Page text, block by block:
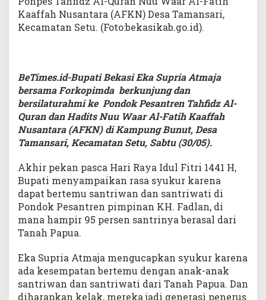
Kaaffah Nusantara (AFKN) Desa Tamansari,
Kecamatan Setu. (Foto:bekasikab.go.id).
BeTimes.id-Bupati Bekasi Eka Supria Atmaja
bersama Forkopimda berkunjung dan
bersilaturahmi ke Pondok Pesantren Tahfidz Al-
Quran dan Hadits Nuu Waar Al-Fatih Kaaffah
Nusantara (AFKN) di Kampung Bunut, Desa
Tamansari, Kecamatan Setu, Sabtu (30/05).
Akhir pekan pasca Hari Raya Idul Fitri 1441 H,
Bupati menyampaikan rasa syukur karena
dapat bertemu santriwan dan santriwati di
Pondok Pesantren pimpinan KH. Fadlan, di
mana hampir 95 persen santrinya berasal dari
Tanah Papua.
Eka Supria Atmaja mengucapkan syukur karena
ada kesempatan bertemu dengan anak-anak
santriwan dan santriwati dari Tanah Papua. Dan
diharapkan kelak, mereka jadi generasi penerus